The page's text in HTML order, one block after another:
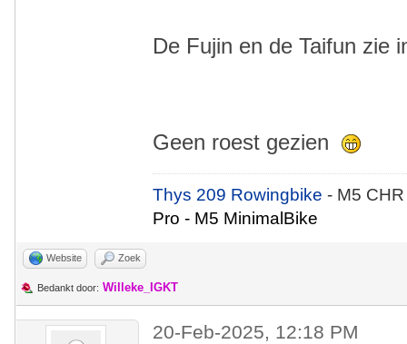
De Fujin en de Taifun zie
Geen roest gezien
Thys 209 Rowingbike- M5
Pro - M5 MinimalBike
Website Zoek
Bedankt door: Willeke_IGKT
20-Feb-2025, 12:18 PM